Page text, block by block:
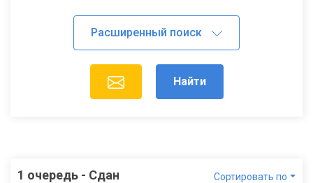
Найти
1 очередь - Сдан Сортировать по